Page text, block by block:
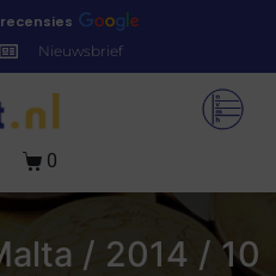
recensies
Nieuwsbrief
0
/ 2014 / 10